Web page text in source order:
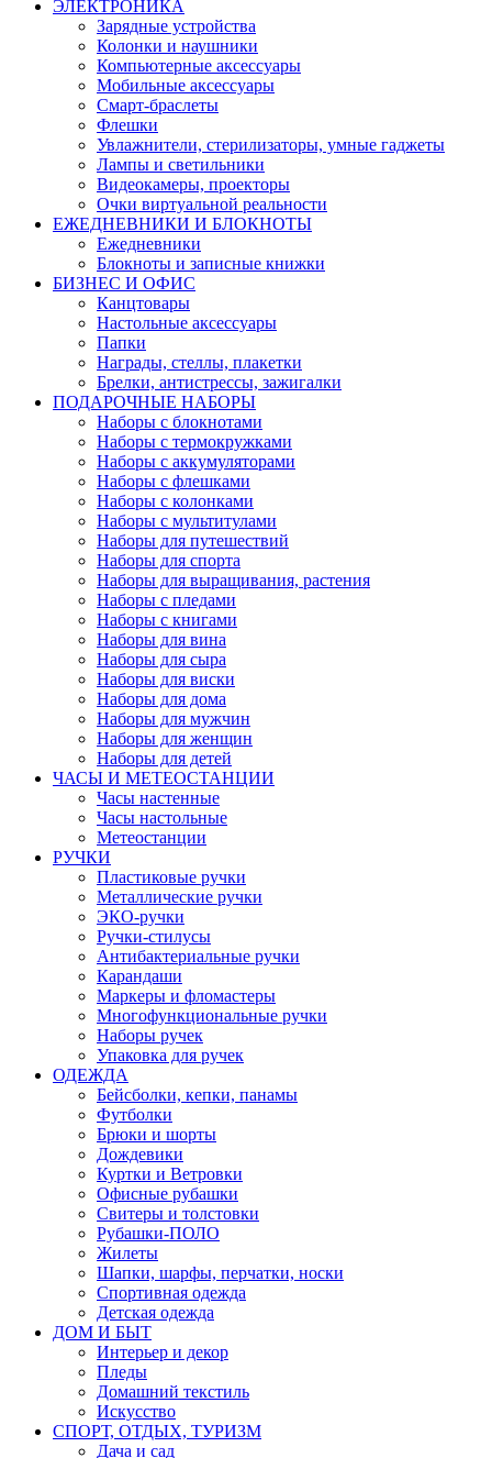
ЭЛЕКТРОНИКА
Зарядные устройства
Колонки и наушники
Компьютерные аксессуары
Мобильные аксессуары
Смарт-браслеты
Флешки
Увлажнители, стерилизаторы, умные гаджеты
Лампы и светильники
Видеокамеры, проекторы
Очки виртуальной реальности
ЕЖЕДНЕВНИКИ И БЛОКНОТЫ
Ежедневники
Блокноты и записные книжки
БИЗНЕС И ОФИС
Канцтовары
Настольные аксессуары
Папки
Награды, стеллы, плакетки
Брелки, антистрессы, зажигалки
ПОДАРОЧНЫЕ НАБОРЫ
Наборы с блокнотами
Наборы с термокружками
Наборы с аккумуляторами
Наборы с флешками
Наборы с колонками
Наборы с мультитулами
Наборы для путешествий
Наборы для спорта
Наборы для выращивания, растения
Наборы с пледами
Наборы с книгами
Наборы для вина
Наборы для сыра
Наборы для виски
Наборы для дома
Наборы для мужчин
Наборы для женщин
Наборы для детей
ЧАСЫ И МЕТЕОСТАНЦИИ
Часы настенные
Часы настольные
Метеостанции
РУЧКИ
Пластиковые ручки
Металлические ручки
ЭКО-ручки
Ручки-стилусы
Антибактериальные ручки
Карандаши
Маркеры и фломастеры
Многофункциональные ручки
Наборы ручек
Упаковка для ручек
ОДЕЖДА
Бейсболки, кепки, панамы
Футболки
Брюки и шорты
Дождевики
Куртки и Ветровки
Офисные рубашки
Свитеры и толстовки
Рубашки-ПОЛО
Жилеты
Шапки, шарфы, перчатки, носки
Спортивная одежда
Детская одежда
ДОМ И БЫТ
Интерьер и декор
Пледы
Домашний текстиль
Искусство
СПОРТ, ОТДЫХ, ТУРИЗМ
Дача и сад